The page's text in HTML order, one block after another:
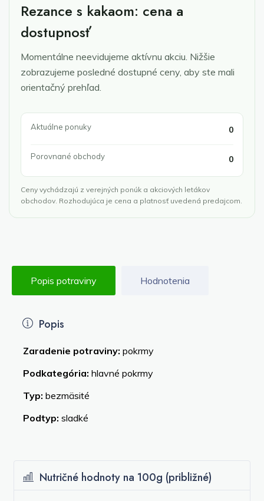
Rezance s kakaom: cena a
dostupnosť
Momentálne neevidujeme aktívnu akciu. Nižšie
zobrazujeme posledné dostupné ceny, aby ste mali
orientačný prehľad.
Aktuálne ponuky 0
Porovnané obchody 0
Ceny vychádzajú z verejných ponúk a akciových letákov
obchodov. Rozhodujúca je cena a platnosť uvedená predajcom.
Popis potraviny Hodnotenia
Popis
Zaradenie potraviny: pokrmy
Podkategória: hlavné pokrmy
Typ: bezmäsité
Podtyp: sladké
Nutričné hodnoty na 100g (približné)